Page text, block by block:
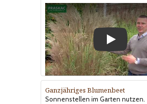
Ganzjähriges Blumenbeet
Sonnenstellen im Garten nutzen.